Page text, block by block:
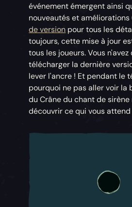
événement émergent ainsi
nouveautés et améliorations
de version pour tous les
toujours, cette mise à jour
tous les joueurs. Vous n'avez
télécharger la dernière
lever l'ancre ! Et pendant le
pourquoi ne pas aller voir la
du Crâne du chant de
découvrir ce qui vous attend